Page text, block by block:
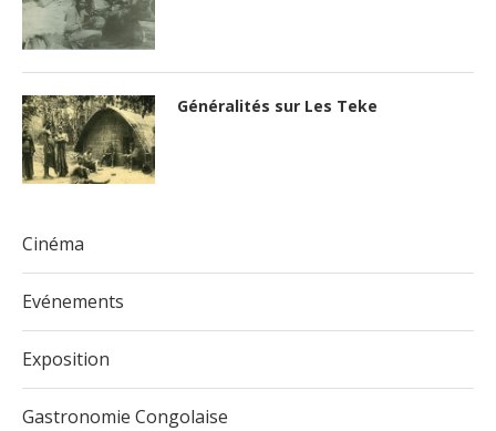
Généralités sur Les Teke
Cinéma
Evénements
Exposition
Gastronomie Congolaise